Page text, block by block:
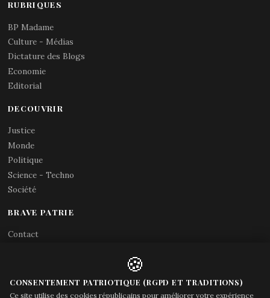
RUBRIQUES
BP Madame
Culture - Médias
Dictature des Blogs
Economie
Editorial
DECOUVRIR
Justice
Monde
Politique
Science - Techno
Société
BRAVE PATRIE
Contact
Acces gouvernement
🍪
CONSENTEMENT PATRIOTIQUE (RGPD ET TRADITIONS)
Ce site utilise des cookies républicains pour améliorer votre expérience